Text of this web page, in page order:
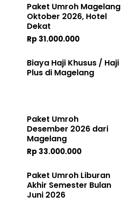
Paket Umroh Magelang
Oktober 2026, Hotel
Dekat
Rp 31.000.000
Biaya Haji Khusus / Haji
Plus di Magelang
Paket Umroh
Desember 2026 dari
Magelang
Rp 33.000.000
Paket Umroh Liburan
Akhir Semester Bulan
Juni 2026